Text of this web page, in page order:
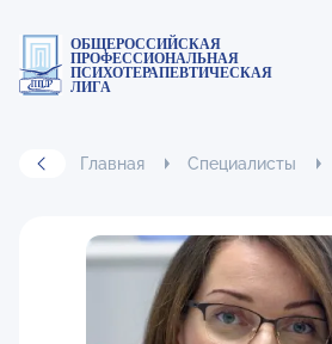
ОБЩЕРОССИЙСКАЯ
ПРОФЕССИОНАЛЬНАЯ
ПСИХОТЕРАПЕВТИЧЕСКАЯ
ЛИГА
Главная Специалисты